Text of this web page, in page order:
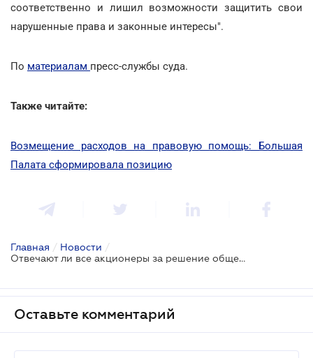
соответственно и лишил возможности защитить свои
нарушенные права и законные интересы".
По материалам пресс-службы суда.
Также читайте:
Возмещение расходов на правовую помощь: Большая
Палата сформировала позицию
Главная / Новости /
Отвечают ли все акционеры за решение общего собрания ООО
Оставьте комментарий